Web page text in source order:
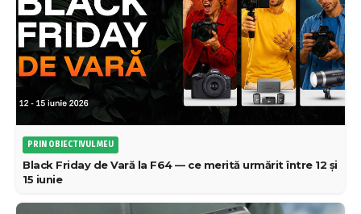
PRIN OBIECTIVUL MEU
Black Friday de Vară la F64 — ce merită urmărit între 12 și
15 iunie